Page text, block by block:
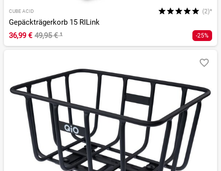
CUBE ACID (2)*
Gepäckträgerkorb 15 RILink
36,99 € 49,95 €¹ -25%